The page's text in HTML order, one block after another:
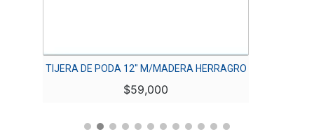
TIJERA DE PODA 12″ M/MADERA HERRAGRO
$59,000